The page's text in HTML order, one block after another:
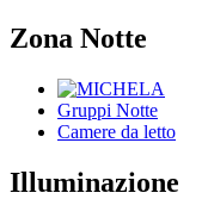
Zona Notte
Gruppi Notte
Camere da letto
Illuminazione